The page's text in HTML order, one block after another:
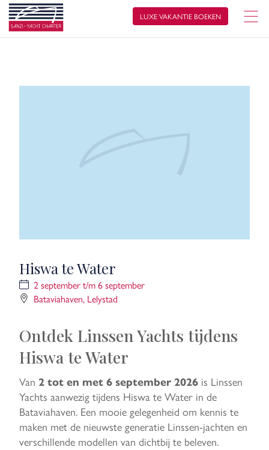
LUXE VAKANTIE BOEKEN
Hiswa te Water
2 september t/m 6 september
Bataviahaven, Lelystad
Ontdek Linssen Yachts tijdens
Hiswa te Water
Van 2 tot en met 6 september 2026 is Linssen
Yachts aanwezig tijdens Hiswa te Water in de
Bataviahaven. Een mooie gelegenheid om kennis te
maken met de nieuwste generatie Linssen-jachten en
verschillende modellen van dichtbij te beleven.